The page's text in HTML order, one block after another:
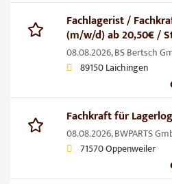
Fachlagerist /
(m/w/d) ab 20,50€ /
08.08.2026,BS Bertsch
89150 Laichingen
Fachkraft für
08.08.2026,BWPARTS
71570 Oppenweiler